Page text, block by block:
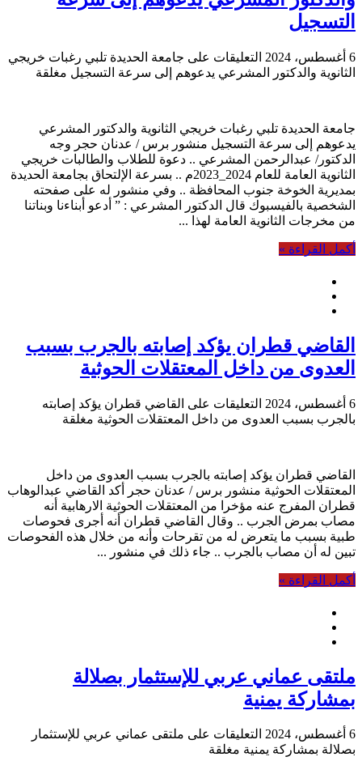
التسجيل
6 أغسطس، 2024 التعليقات على جامعة الحديدة تلبي رغبات خريجي
الثانوية والدكتور المشرعي يدعوهم إلى سرعة التسجيل مغلقة
جامعة الحديدة تلبي رغبات خريجي الثانوية والدكتور المشرعي
يدعوهم إلى سرعة التسجيل منشور برس / عدنان حجر وجه
الدكتور/ عبدالرحمن المشرعي .. دعوة للطلاب والطالبات خريجي
الثانوية العامة للعام 2024_2023م .. بسرعة الإلتحاق بجامعة الحديدة
بمديرية الخوخة جنوب المحافظة .. وفي منشور له على صفحته
الشخصية بالفيسبوك قال الدكتور المشرعي : ” أدعو أبناءنا وبناتنا
من مخرجات الثانوية العامة لهذا ...
أكمل القراءة »
القاضي قطران يؤكد إصابته بالجرب بسبب
العدوى من داخل المعتقلات الحوثية
6 أغسطس، 2024 التعليقات على القاضي قطران يؤكد إصابته
بالجرب بسبب العدوى من داخل المعتقلات الحوثية مغلقة
القاضي قطران يؤكد إصابته بالجرب بسبب العدوى من داخل
المعتقلات الحوثية منشور برس / عدنان حجر أكد القاضي عبدالوهاب
قطران المفرج عنه مؤخرا من المعتقلات الحوثية الارهابية أنه
مصاب بمرض الجرب .. وقال القاضي قطران أنه أجرى فحوصات
طبية بسبب ما يتعرض له من تقرحات وأنه من خلال هذه الفحوصات
تبين له أن مصاب بالجرب .. جاء ذلك في منشور ...
أكمل القراءة »
ملتقى عماني عربي للإستثمار بصلالة
بمشاركة يمنية
6 أغسطس، 2024 التعليقات على ملتقى عماني عربي للإستثمار
بصلالة بمشاركة يمنية مغلقة